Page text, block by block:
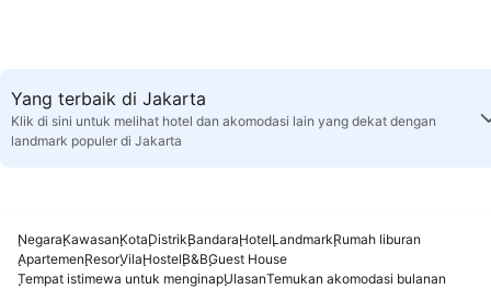
Yang terbaik di Jakarta
Klik di sini untuk melihat hotel dan akomodasi lain yang dekat dengan
landmark populer di Jakarta
NegaraKawasanKotaDistrikBandaraHotelLandmarkRumah liburan
ApartemenResorVilaHostelB&BGuest House
Tempat istimewa untuk menginapUlasanTemukan akomodasi bulanan